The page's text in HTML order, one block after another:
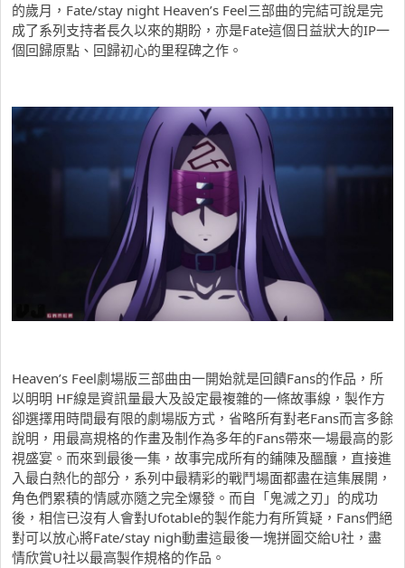
的歲月，Fate/stay night Heaven’s Feel三部曲的完結可說是完
成了系列支持者長久以來的期盼，亦是Fate這個日益狀大的IP一
個回歸原點、回歸初心的里程碑之作。
Heaven’s Feel劇場版三部曲由一開始就是回饋Fans的作品，所
以明明 HF線是資訊量最大及設定最複雜的一條故事線，製作方
卻選擇用時間最有限的劇場版方式，省略所有對老Fans而言多餘
說明，用最高規格的作畫及制作為多年的Fans帶來一場最高的影
視盛宴。而來到最後一集，故事完成所有的鋪陳及醞釀，直接進
入最白熱化的部分，系列中最精彩的戰鬥場面都盡在這集展開，
角色們累積的情感亦隨之完全爆發。而自「鬼滅之刃」的成功
後，相信已沒有人會對Ufotable的製作能力有所質疑，Fans們絕
對可以放心將Fate/stay nigh動畫這最後一塊拼圖交給U社，盡
情欣賞U社以最高製作規格的作品。